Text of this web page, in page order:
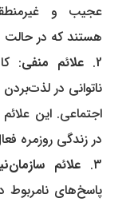
عجیب و
هستند که در حالت
علائم منفی:
ناتوانی در
اجتماعی. این
در زندگی روزمره
علائم
پاسخ‌های نامربوط